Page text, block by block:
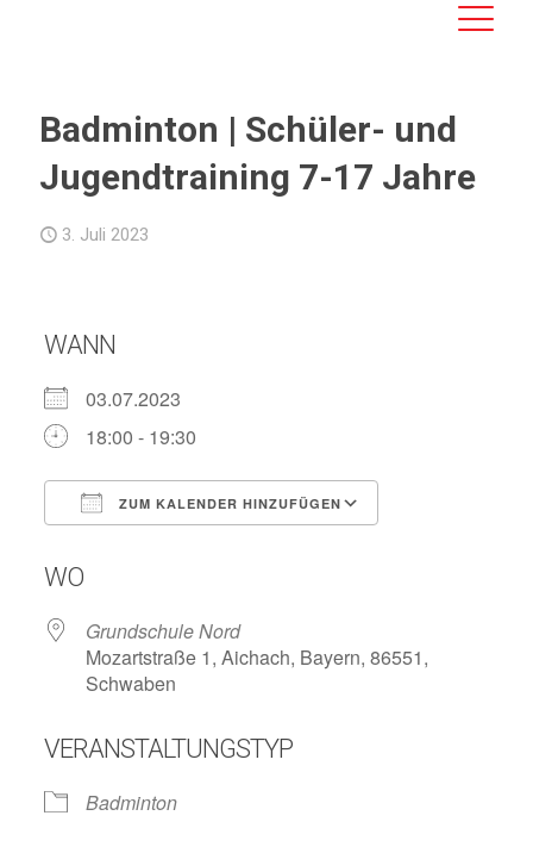
Badminton | Schüler- und
Jugendtraining 7-17 Jahre
3. Juli 2023
WANN
03.07.2023
18:00 - 19:30
ZUM KALENDER HINZUFÜGEN
WO
Grundschule Nord
Mozartstraße 1, Aichach, Bayern, 86551,
Schwaben
VERANSTALTUNGSTYP
Badminton